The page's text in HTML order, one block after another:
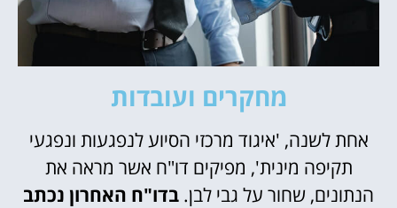
מחקרים ועובדות
אחת לשנה, 'איגוד מרכזי הסיוע לנפגעות ונפגעי
תקיפה מינית', מפיקים דו"ח אשר מראה את
הנתונים, שחור על גבי לבן. בדו"ח האחרון נכתב